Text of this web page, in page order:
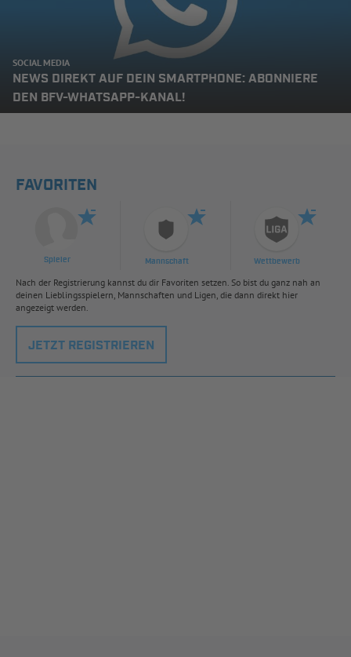
SOCIAL MEDIA
NEWS DIREKT AUF DEIN SMARTPHONE: ABONNIERE
DEN BFV-WHATSAPP-KANAL!
FAVORITEN
Spieler Mannschaft Wettbewerb
Nach der Registrierung kannst du dir Favoriten setzen. So bist du ganz nah an
deinen Lieblingsspielern, Mannschaften und Ligen, die dann direkt hier
angezeigt werden.
JETZT REGISTRIEREN